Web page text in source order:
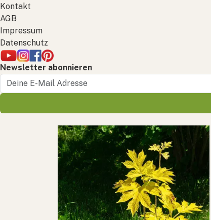
Kontakt
AGB
Impressum
Datenschutz
Newsletter abonnieren